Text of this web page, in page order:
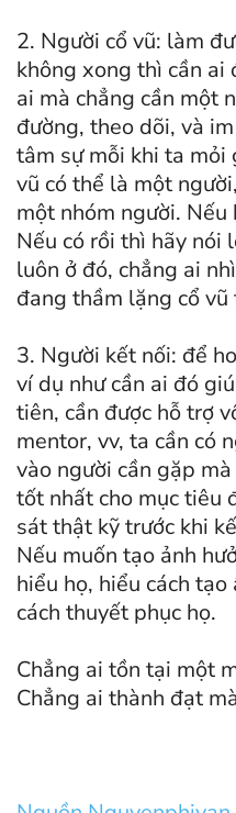
2. Người cổ vũ: làm
không xong thì cần ai
ai mà chẳng cần một
đường, theo dõi, và
tâm sự mỗi khi ta mỏi
vũ có thể là một
một nhóm người. Nếu
Nếu có rồi thì hãy nói
luôn ở đó, chẳng ai
đang thầm lặng cổ vũ
3. Người kết nối: để
ví dụ như cần ai đó
tiên, cần được hỗ trợ
mentor, vv, ta cần có
vào người cần gặp
tốt nhất cho mục tiêu
sát thật kỹ trước khi
Nếu muốn tạo ảnh
hiểu họ, hiểu cách
cách thuyết phục họ.
Chẳng ai tồn tại một
Chẳng ai thành đạt